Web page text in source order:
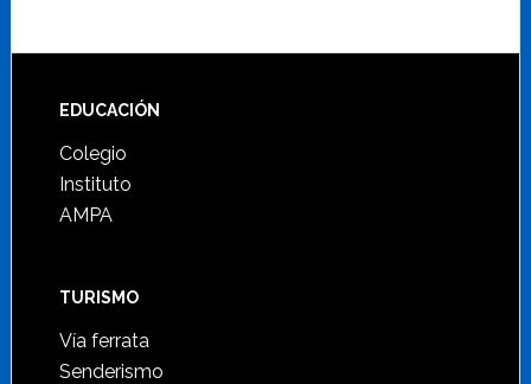
Footer
EDUCACIÓN
Colegio
Instituto
AMPA
TURISMO
Vía ferrata
Senderismo